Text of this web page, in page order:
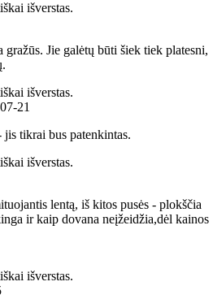
išverstas.
Jie galėtų būti šiek tiek platesni,
išverstas.
tikrai bus patenkintas.
išverstas.
lentą, iš kitos pusės - plokščia
ir kaip dovana neįžeidžia,dėl kainos
išverstas.